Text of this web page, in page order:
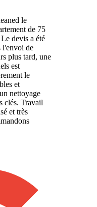
le
de 75
devis a été
l'envoi de
plus tard, une
est
le
et
nettoyage
clés. Travail
et très